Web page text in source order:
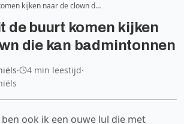
kijken naar de clown d…
de buurt komen kijken
die kan badmintonnen
· 4 min leestijd·
ben ook ik een ouwe lul die met